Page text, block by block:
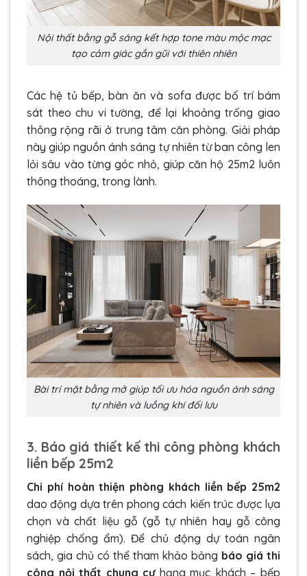
Nội thất bằng gỗ sáng kết hợp tone màu mộc mạc
tạo cảm giác gần gũi với thiên nhiên
Các hệ tủ bếp, bàn ăn và sofa được bố trí bám
sát theo chu vi tường, để lại khoảng trống giao
thông rộng rãi ở trung tâm căn phòng. Giải pháp
này giúp nguồn ánh sáng tự nhiên từ ban công len
lỏi sâu vào từng góc nhỏ, giúp căn hộ 25m2 luôn
thông thoáng, trong lành.
Bài trí mặt bằng mở giúp tối ưu hóa nguồn ánh sáng
tự nhiên và luồng khí đối lưu
3. Báo giá thiết kế thi công phòng khách
liền bếp 25m2
Chi phí hoàn thiện phòng khách liền bếp 25m2
dao động dựa trên phong cách kiến trúc được lựa
chọn và chất liệu gỗ (gỗ tự nhiên hay gỗ công
nghiệp chống ẩm). Để chủ động dự toán ngân
sách, gia chủ có thể tham khảo bảng báo giá thi
công nội thất chung cưhạng mục khách – bếp